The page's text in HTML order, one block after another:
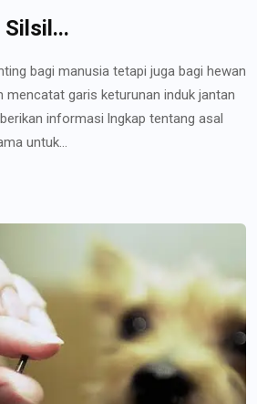
bagi manusia tetapi juga bagi hewan
mencatat garis keturunan induk jantan
informasi lngkap tentang asal
untuk...